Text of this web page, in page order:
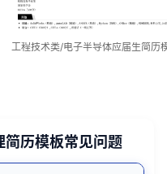
工程技术类/电子半导体应届生简历
历模板常见问题